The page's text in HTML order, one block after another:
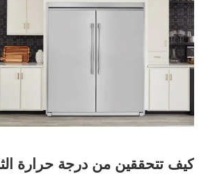
كيف تتحققين من درجة حرارة